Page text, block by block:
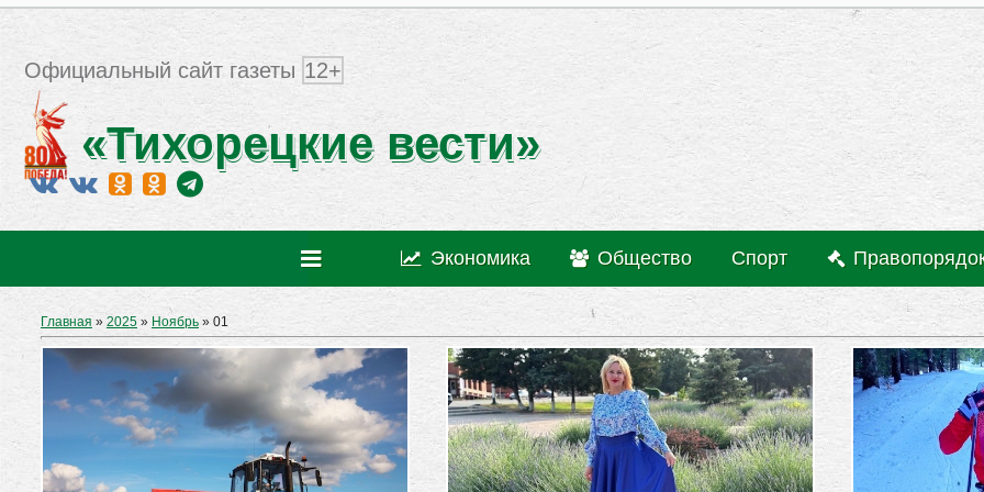
Официальный сайт газеты 12+
«Тихорецкие вести»
Экономика Общество Спорт
Главная »2025 » Ноябрь » 01